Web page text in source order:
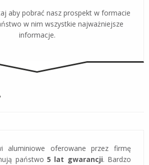
aby pobrać nasz prospekt w formacie
w nim wszystkie najważniejsze
informacje.
aluminiowe oferowane przez firmę
państwo 5 lat gwarancji. Bardzo